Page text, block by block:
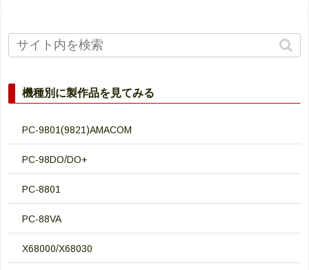
機種別に製作品を見てみる
PC-9801(9821)AMACOM
PC-98DO/DO+
PC-8801
PC-88VA
X68000/X68030